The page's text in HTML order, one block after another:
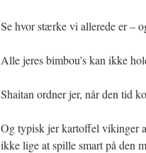
Se hvor stærke vi allerede er –
Alle jeres bimbou’s kan ikke
Shaitan ordner jer, når den tid
Og typisk jer kartoffel vikinger
ikke lige at spille smart på den